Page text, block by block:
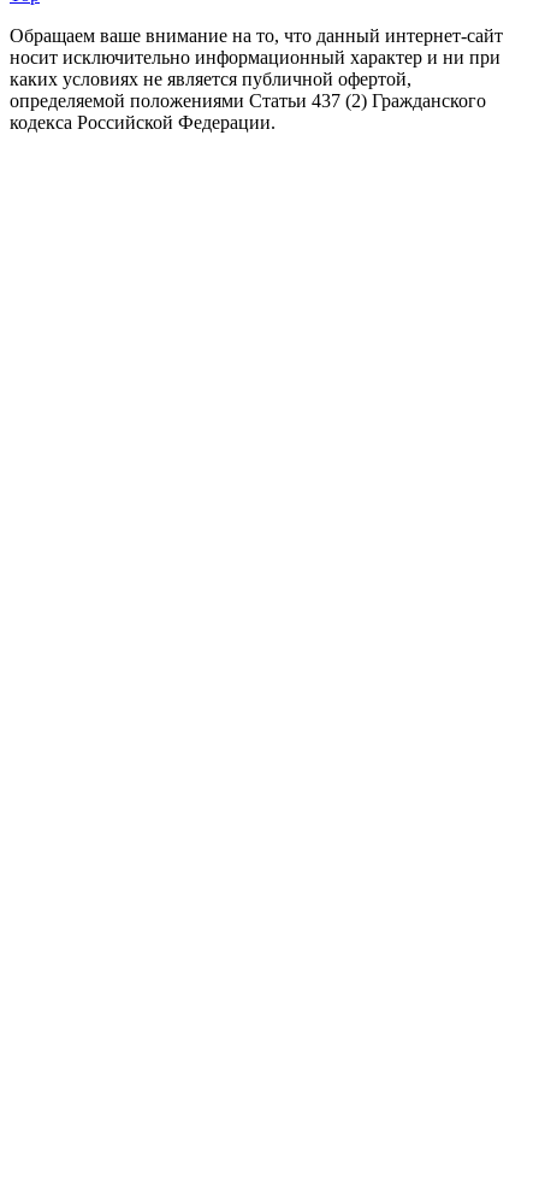
Обращаем ваше внимание на то, что данный интернет-сайт
носит исключительно информационный характер и ни при
каких условиях не является публичной офертой,
определяемой положениями Статьи 437 (2) Гражданского
кодекса Российской Федерации.